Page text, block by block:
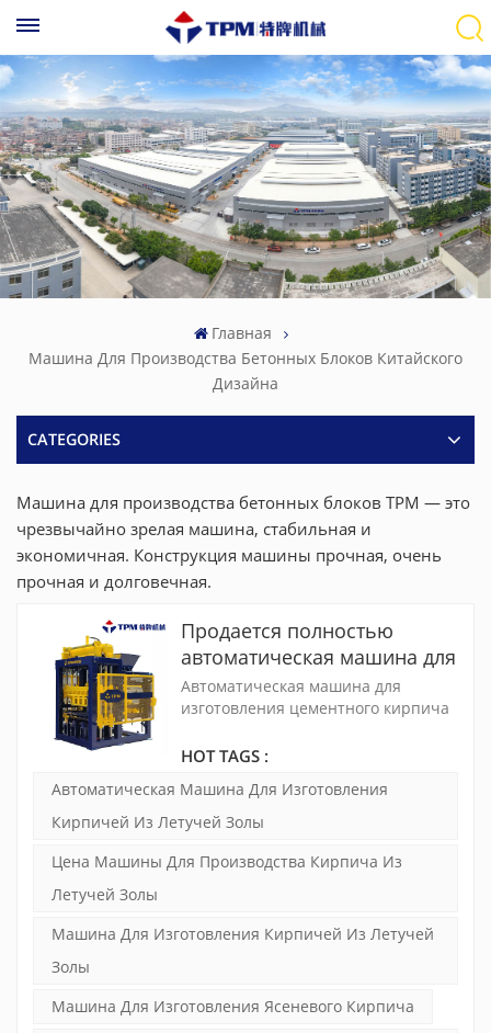
Главная
Машина Для Производства Бетонных Блоков Китайского
Дизайна
CATEGORIES
Машина для производства бетонных блоков TPM — это
чрезвычайно зрелая машина, стабильная и
экономичная. Конструкция машины прочная, очень
прочная и долговечная.
Продается полностью
автоматическая машина для
производства кирпича из
цементного кирпича и
(TPM6000)
Автоматическая машина для
изготовления цементного кирпича
штук кирпичей из летучей золы в
использует вибрационные
двигатели с постоянными
HOT TAGS :
Автоматическая Машина Для Изготовления
Кирпичей Из Летучей Золы
Цена Машины Для Производства Кирпича Из
Летучей Золы
Машина Для Изготовления Кирпичей Из Летучей
Золы
Машина Для Изготовления Ясеневого Кирпича